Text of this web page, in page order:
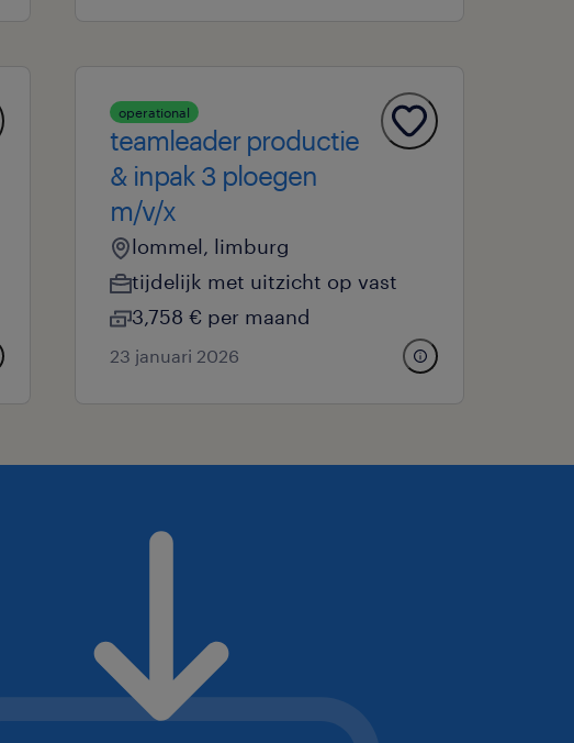
operational
teamleader productie
& inpak 3 ploegen
m/v/x
lommel, limburg
tijdelijk met uitzicht op vast
3,758 € per maand
23 januari 2026